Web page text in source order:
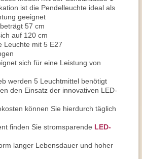
ist die Pendelleuchte ideal als
geeignet
57 cm
auf 120 cm
Leuchte mit 5 E27
sich für eine Leistung von
werden 5 Leuchtmittel benötigt
den Einsatz der innovativen LED-
können Sie hierdurch täglich
finden Sie stromsparende LED-
langer Lebensdauer und hoher